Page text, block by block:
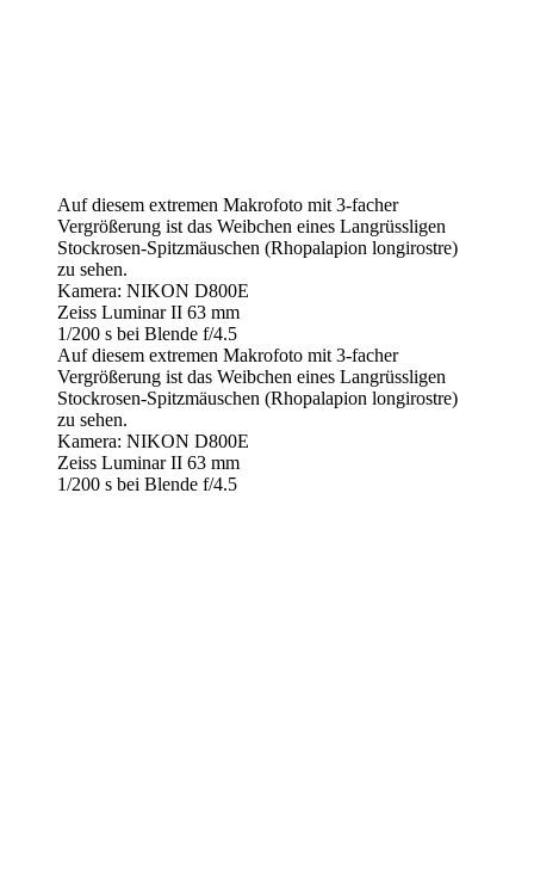
Auf diesem extremen Makrofoto mit 3-facher
Vergrößerung ist das Weibchen eines Langrüssligen
Stockrosen-Spitzmäuschen (Rhopalapion longirostre)
zu sehen.
Kamera: NIKON D800E
Zeiss Luminar II 63 mm
1/200 s bei Blende f/4.5
Auf diesem extremen Makrofoto mit 3-facher
Vergrößerung ist das Weibchen eines Langrüssligen
Stockrosen-Spitzmäuschen (Rhopalapion longirostre)
zu sehen.
Kamera: NIKON D800E
Zeiss Luminar II 63 mm
1/200 s bei Blende f/4.5